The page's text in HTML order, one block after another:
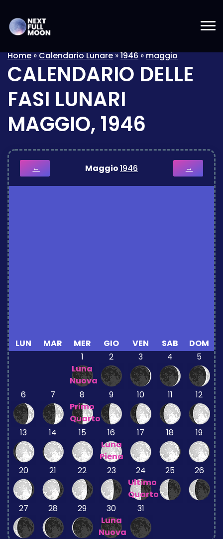
Home»Calendario Lunare»1946»maggio
CALENDARIO DELLE
FASI LUNARI
MAGGIO, 1946
← Maggio1946 →
LUN MAR MER GIO VEN SAB
DOM
1
Luna
Nuova
2 3 4 5
6 7
8
Primo
Quarto
9 10 11 12
13 14 15
16
Luna
Piena
17 18 19
20 21 22 23
24
Ultimo
Quarto
25 26
27 28 29
30
Luna
Nuova
31